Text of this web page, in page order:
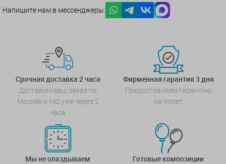
Напишите нам в мессенджеры:
Срочная доставка 2 часа
Доставим ваш заказ по
Москве и МО уже через 2
часа
Фирменная гарантия 3 дня
Предоставляем гарантию
на полет
Мы не опаздываем
Готовые композиции